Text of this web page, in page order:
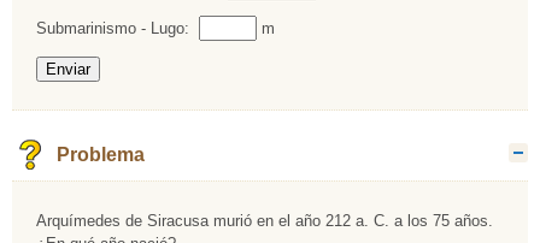
Submarinismo - Lugo: Rellenar huecos (5):
m
Problema
Arquímedes de Siracusa murió en el año 212 a. C. a los 75 años.